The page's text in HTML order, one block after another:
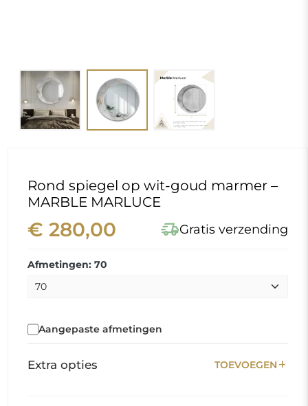
Rond spiegel op wit-goud marmer –
MARBLE MARLUCE
€ 280,00 delivery_truck_speedGratis verzending
Afmetingen: 70
Aangepaste afmetingen
Extra opties TOEVOEGEN add